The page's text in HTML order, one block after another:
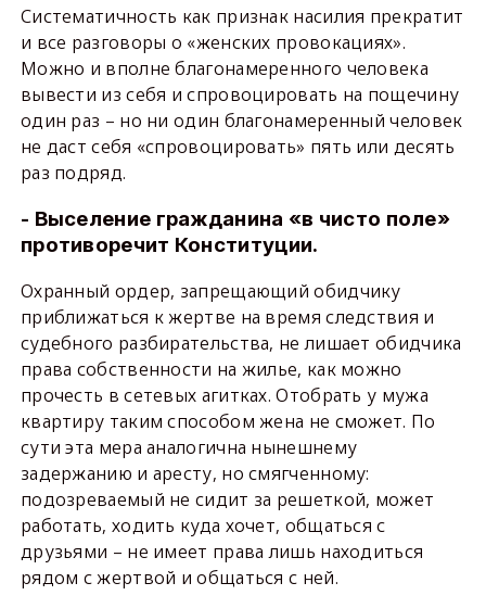
Систематичность как признак насилия прекратит
и все разговоры о «женских провокациях».
Можно и вполне благонамеренного человека
вывести из себя и спровоцировать на пощечину
один раз – но ни один благонамеренный человек
не даст себя «спровоцировать» пять или десять
раз подряд.
- Выселение гражданина «в чисто поле»
противоречит Конституции.
Охранный ордер, запрещающий обидчику
приближаться к жертве на время следствия и
судебного разбирательства, не лишает обидчика
права собственности на жилье, как можно
прочесть в сетевых агитках. Отобрать у мужа
квартиру таким способом жена не сможет. По
сути эта мера аналогична нынешнему
задержанию и аресту, но смягченному:
подозреваемый не сидит за решеткой, может
работать, ходить куда хочет, общаться с
друзьями – не имеет права лишь находиться
рядом с жертвой и общаться с ней.